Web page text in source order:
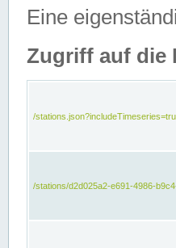
Eine
Zugriff auf die
/
/stations/d2d025a2-e691-4986-